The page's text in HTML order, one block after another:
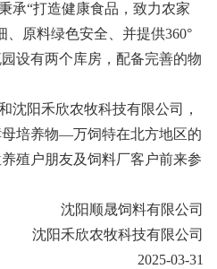
承“打造健康食品，致力农家
原料绿色安全、并提供360°
设有两个库房，配备完善的物
沈阳禾欣农牧科技有限公司，
培养物—万饲特在北方地区的
殖户朋友及饲料厂客户前来参
沈阳顺晟饲料有限公司
沈阳禾欣农牧科技有限公司
2025-03-31